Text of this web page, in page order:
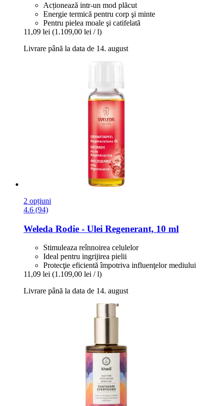
Acționează intr-un mod plăcut
Energie termică pentru corp şi minte
Pentru pielea moale şi catifelată
11,09 lei (1.109,00 lei / l)
Livrare până la data de 14. august
2 opțiuni
4.6 (94)
Weleda Rodie -​ Ulei Regenerant, 10 ml
Stimuleaza reînnoirea celulelor
Ideal pentru ingrijirea pielii
Protecţie eficientă împotriva influenţelor mediului
11,09 lei (1.109,00 lei / l)
Livrare până la data de 14. august